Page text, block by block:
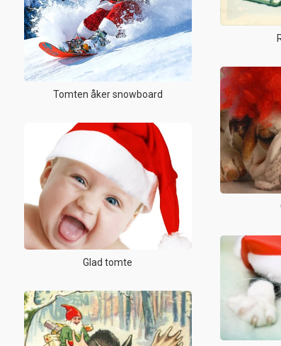
Tomten åker snowboard
Glad tomte